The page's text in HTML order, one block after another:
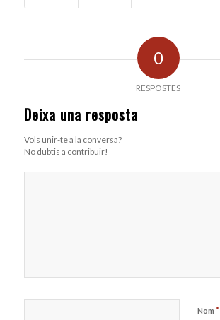
0
RESPOSTES
Deixa una resposta
Vols unir-te a la conversa?
No dubtis a contribuir!
Nom *